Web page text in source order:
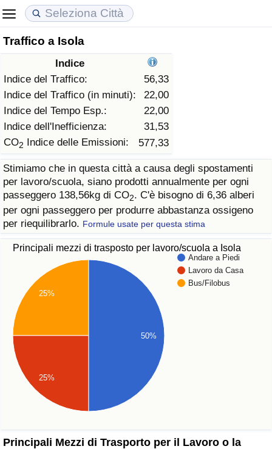
Traffico a Isola
Indice
Indice del Traffico:
56,33
Indice del Traffico (in minuti):
22,00
Indice del Tempo Esp.:
22,00
Indice dell'Inefficienza:
31,53
CO2 Indice delle Emissioni: 577,33
Stimiamo che in questa città a causa degli spostamenti
per lavoro/scuola, siano prodotti annualmente per ogni
passeggero 138,56kg di CO2. C'è bisogno di 6,36 alberi
per ogni passeggero per produrre abbastanza ossigeno
per riequilibrarlo. Formule usate per questa stima
Principali mezzi di trasposto per lavoro/scuola a Isola
Andare a Piedi
Lavoro da Casa
Bus/Filobus
25%
25%
50%
Principali Mezzi di Trasporto per il Lavoro o la
Costo della vita
Indice Del Costo Della Vita (corrente)
Indice Del Costo Della Vita
Indice del Costo della Vita per Nazione
ad Aqaba
Prezzi degli immobili
Indice del Prezzo delle Case (Corrente)
Indice del Prezzo delle Case
Indice del Prezzo delle Case per Nazione
Qualità della Vita
Indice della Qualità della Vita
Indice della Qualità della Vita (Corrente)
Indice della qualità della vita per Paese
Criminalità
Indice del Tasso di Criminalità (Corrente)
Indice della Criminalità
Indice di criminalità per paese
Assistenza Sanitaria
Indice dell’Assistenza Sanitaria (Corrente)
Indice dell’Assistenza Sanitaria
Indice dell’Assistenza Sanitaria per
Nazione
Inquinamento